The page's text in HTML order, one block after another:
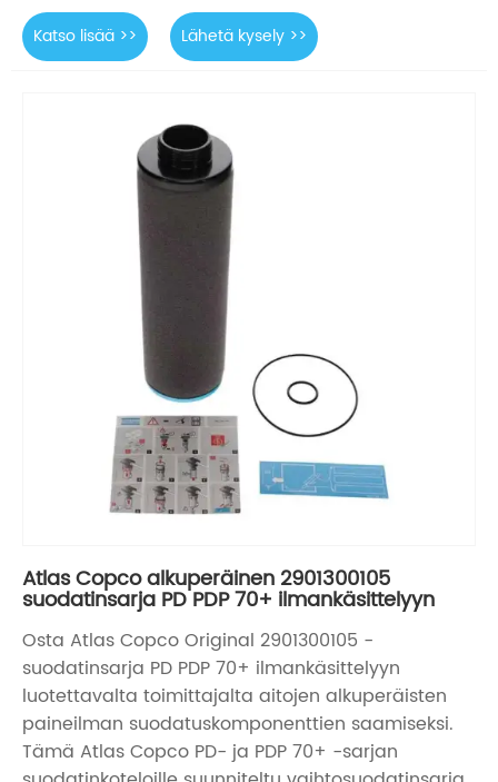
Katso lisää >> Lähetä kysely >>
Atlas Copco alkuperäinen 2901300105
suodatinsarja PD PDP 70+ ilmankäsittelyyn
Osta Atlas Copco Original 2901300105 -
suodatinsarja PD PDP 70+ ilmankäsittelyyn
luotettavalta toimittajalta aitojen alkuperäisten
paineilman suodatuskomponenttien saamiseksi.
Tämä Atlas Copco PD- ja PDP 70+ -sarjan